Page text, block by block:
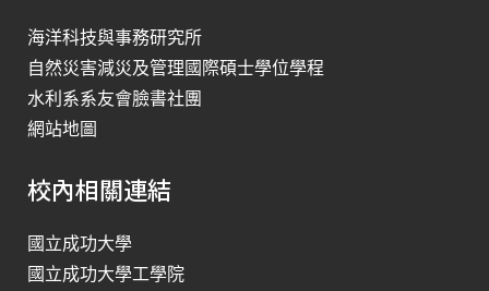
海洋科技與事務研究所
自然災害減災及管理國際碩士學位學程
水利系系友會臉書社團
網站地圖
校內相關連結
國立成功大學
國立成功大學工學院